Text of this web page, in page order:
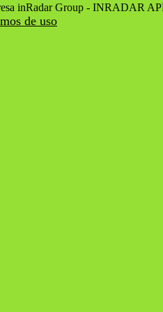
inRadar Group - INRADAR
de uso